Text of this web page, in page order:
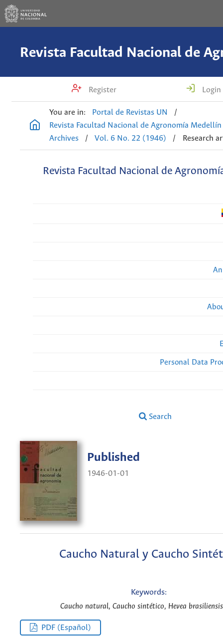
Register Login
You are in: Portal de Revistas UN
/
Revista Facultad Nacional de Agronomía Medellín
Archives
/ Vol. 6 No. 22 (1946) / Research
Revista Facultad Nacional de
Personal Data
Search
Published
1946-01-01
Caucho Natural y Caucho
Keywords:
Caucho natural, Caucho sintético, Hevea
PDF (Español)